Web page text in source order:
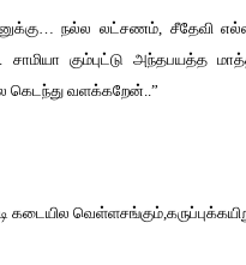
நல்ல லட்சணம், சீதேவி
சாமியா கும்புட்டு அந்தபயத்த
கெடந்து வளக்கறேன்..”